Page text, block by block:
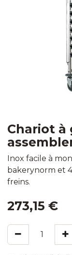
Chariot à
Inox facile à
bakerynorm et
freins.
273,15 €